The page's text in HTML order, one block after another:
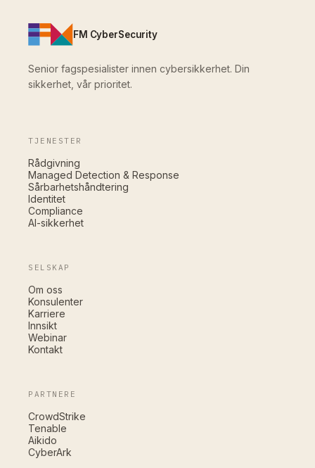
FM CyberSecurity
Senior fagspesialister innen cybersikkerhet. Din
sikkerhet, vår prioritet.
TJENESTER
Rådgivning
Managed Detection & Response
Sårbarhetshåndtering
Identitet
Compliance
AI-sikkerhet
SELSKAP
Om oss
Konsulenter
Karriere
Innsikt
Webinar
Kontakt
PARTNERE
CrowdStrike
Tenable
Aikido
CyberArk